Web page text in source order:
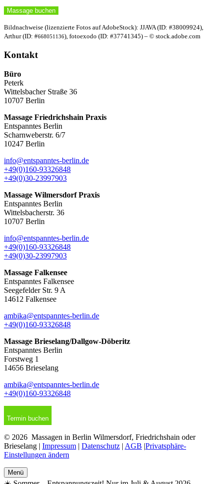
Massage buchen
Bildnachweise (lizenzierte Fotos auf AdobeStock): JJAVA (ID: #38009924),
Arthur (ID: #668051136), fotoexodo (ID: #37741345) – © stock.adobe.com
Kontakt
Büro
Peterk
Wittelsbacher Straße 36
10707 Berlin
Massage Friedrichshain Praxis
Entspanntes Berlin
Scharnweberstr. 6/7
10247 Berlin
info@entspanntes-berlin.de
+49(0)160-93326848
+49(0)30-23997903
Massage Wilmersdorf Praxis
Entspanntes Berlin
Wittelsbacherstr. 36
10707 Berlin
info@entspanntes-berlin.de
+49(0)160-93326848
+49(0)30-23997903
Massage Falkensee
Entspanntes Falkensee
Seegefelder Str. 9 A
14612 Falkensee
ambika@entspanntes-berlin.de
+49(0)160-93326848
Massage Brieselang/Dallgow-Döberitz
Entspanntes Berlin
Forstweg 1
14656 Brieselang
ambika@entspanntes-berlin.de
+49(0)160-93326848
Termin buchen
© 2026 Massagen in Berlin Wilmersdorf, Friedrichshain oder
Brieselang | Impressum | Datenschutz | AGB |Privatsphäre-
Einstellungen ändern
Menü